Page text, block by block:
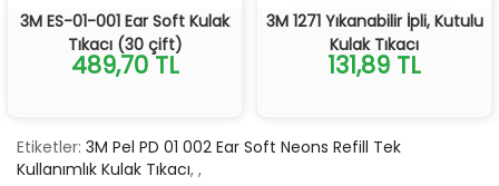
3M ES-01-001 Ear Soft Kulak
Tıkacı (30 çift)
489,70 TL
3M 1271 Yıkanabilir İpli, Kutulu
Kulak Tıkacı
131,89 TL
Etiketler: 3M Pel PD 01 002 Ear Soft Neons Refill Tek
Kullanımlık Kulak Tıkacı, ,